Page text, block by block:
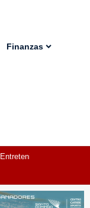
Finanzas
Entretenimiento